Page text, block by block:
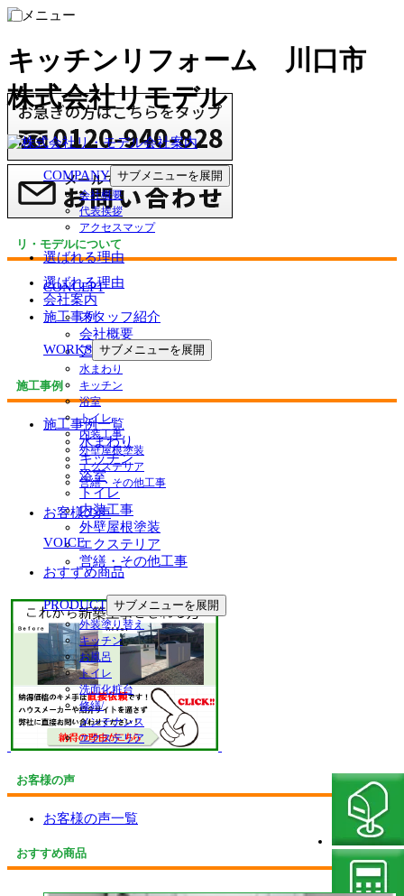
キッチンリフォーム 川口市
株式会社リモデル
会社案内
COMPANY サブメニューを展開
会社概要
代表挨拶
アクセスマップ
選ばれる理由
CONCEPT
施工事例
WORKS サブメニューを展開
水まわり
キッチン
浴室
トイレ
内装工事
外壁屋根塗装
エクステリア
営繕・その他工事
お客様の声
VOICE
おすすめ商品
PRODUCT サブメニューを展開
外装塗り替え
キッチン
お風呂
トイレ
洗面化粧台
修繕/
メンテナンス
エクステリア
リ・モデルについて
選ばれる理由
会社案内
スタッフ紹介
会社概要
アクセスマップ
施工事例
施工事例一覧
水まわり
キッチン
浴室
トイレ
内装工事
外壁屋根塗装
エクステリア
営繕・その他工事
お客様の声
お客様の声一覧
おすすめ商品